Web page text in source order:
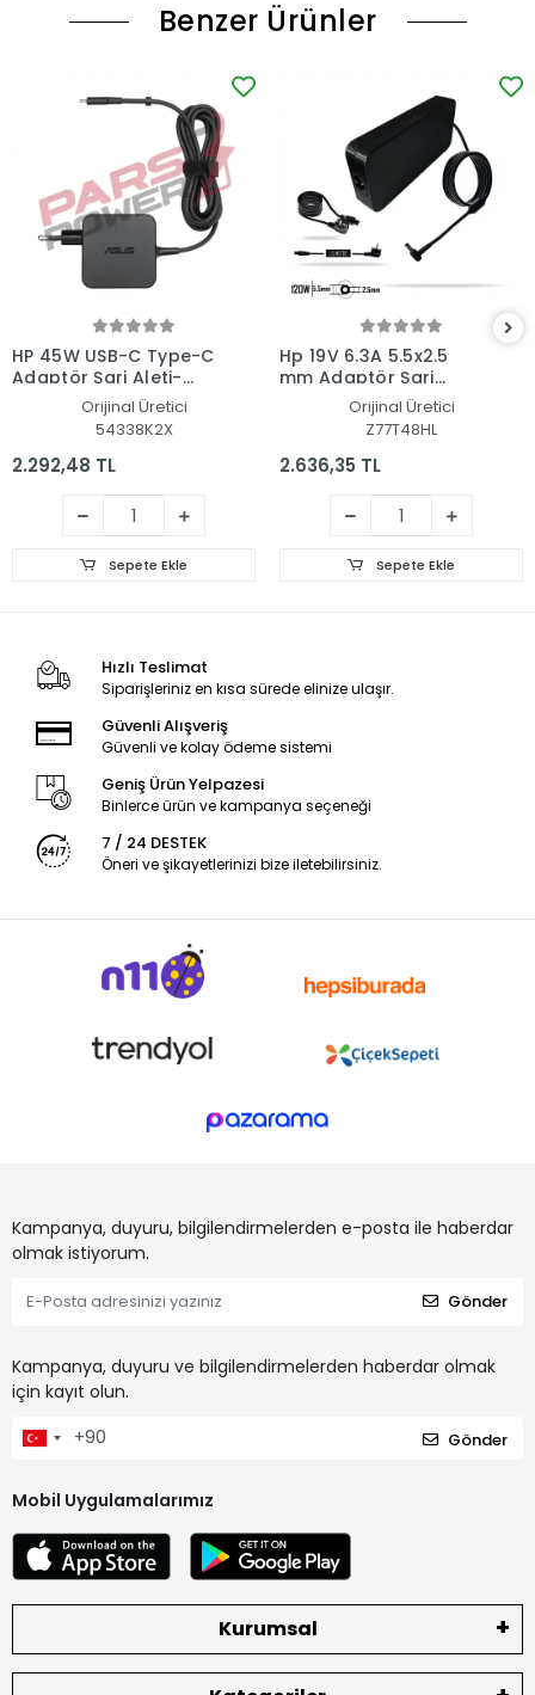
Benzer Ürünler
HP 45W USB-C Type-C
Adaptör Şarj Aleti-
Orijinal Üretici
54338K2X
2.292,48 TL
Sepete Ekle
Hp 19V 6.3A 5.5x2.5
mm Adaptör Şarj
Aleti-CihazıOrijinal Üretici
Z77T48HL
2.636,35 TL
Sepete Ekle
Hızlı Teslimat
Siparişleriniz en kısa sürede elinize ulaşır.
Güvenli Alışveriş
Güvenli ve kolay ödeme sistemi
Geniş Ürün Yelpazesi
Binlerce ürün ve kampanya seçeneği
7 / 24 DESTEK
Öneri ve şikayetlerinizi bize iletebilirsiniz.
Kampanya, duyuru, bilgilendirmelerden e-posta ile haberdar
olmak istiyorum.
Gönder
Kampanya, duyuru ve bilgilendirmelerden haberdar olmak
için kayıt olun.
Gönder
Mobil Uygulamalarımız
Kurumsal